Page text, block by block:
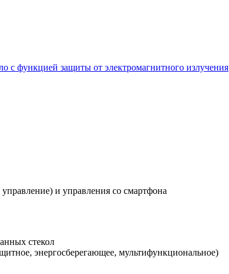
с функцией защиты от электромагнитного излучения
и управления со смартфона
стекол
энергосберегающее, мультифункциональное)